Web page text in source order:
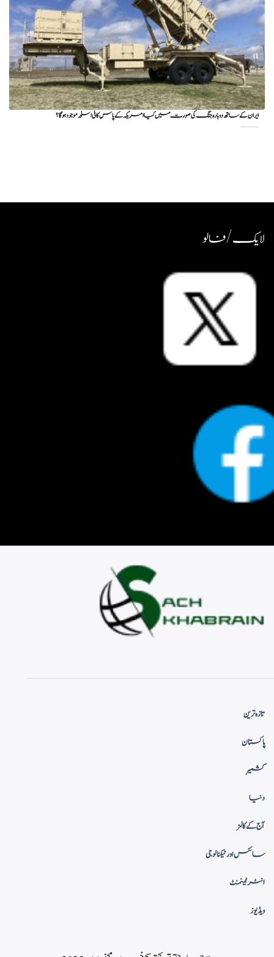
ایران کے ساتھ دوبارہ جنگ کی صورت میں کیا امریکہ کے پاس کافی اسلحہ موجود ہوگا؟
لایک / فالو
تازہ ترین
پاکستان
کشمیر
دنیا
آج کے کالمز
سائنس اور ٹیکنالوجی
انٹرٹینمنٹ
ویڈیوز